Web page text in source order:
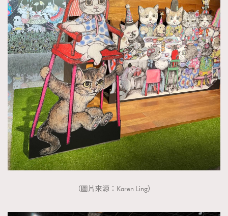
（圖片來源：Karen Ling）